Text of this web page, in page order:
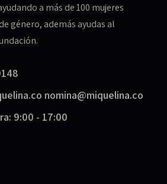
a más de 100 mujeres
género, además ayudas al
nomina@miquelina.co
9:00 - 17:00